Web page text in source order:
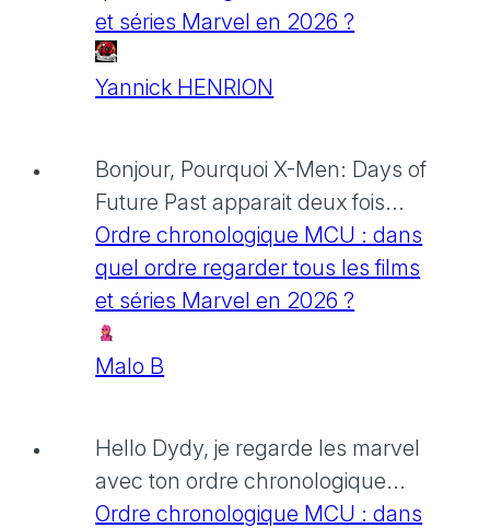
et séries Marvel en 2026 ?
Yannick HENRION
Bonjour, Pourquoi X-Men: Days of
Future Past apparait deux fois...
Ordre chronologique MCU : dans
quel ordre regarder tous les films
et séries Marvel en 2026 ?
Malo B
Hello Dydy, je regarde les marvel
avec ton ordre chronologique...
Ordre chronologique MCU : dans